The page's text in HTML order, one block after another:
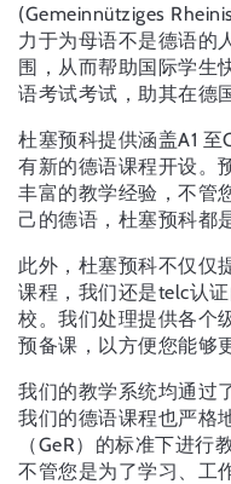
(Gemeinnütziges
力于为母语不是德语的
围，从而帮助国际学生
语考试考试，助其在德
杜塞预科提供涵盖A1
有新的德语课程开设。
丰富的教学经验，不管
己的德语，杜塞预科都
此外，杜塞预科不仅仅
课程，我们还是telc认
校。我们处理提供各个
预备课，以方便您能够
我们的教学系统均通过
我们的德语课程也严格
（GeR）的标准下进行
不管您是为了学习、工